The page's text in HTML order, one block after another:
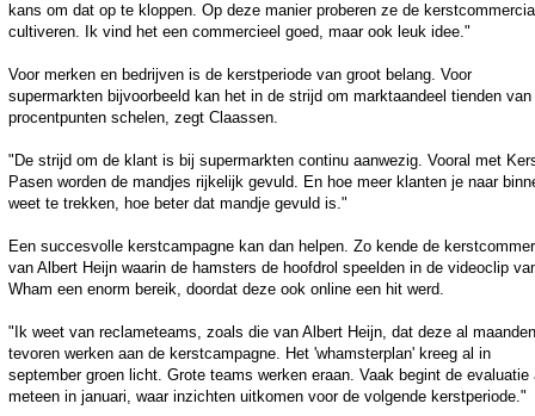
kans om dat op te kloppen. Op deze manier proberen ze de
cultiveren. Ik vind het een commercieel goed, maar ook leuk idee."
Voor merken en bedrijven is de kerstperiode van groot belang. Voor
supermarkten bijvoorbeeld kan het in de strijd om marktaandeel tienden van
procentpunten schelen, zegt Claassen.
"De strijd om de klant is bij supermarkten continu aanwezig. Vooral met
Pasen worden de mandjes rijkelijk gevuld. En hoe meer klanten je naar
weet te trekken, hoe beter dat mandje gevuld is."
Een succesvolle kerstcampagne kan dan helpen. Zo kende de
van Albert Heijn waarin de hamsters de hoofdrol speelden in de videoclip
Wham een enorm bereik, doordat deze ook online een hit werd.
"Ik weet van reclameteams, zoals die van Albert Heijn, dat deze al
tevoren werken aan de kerstcampagne. Het 'whamsterplan' kreeg al in
september groen licht. Grote teams werken eraan. Vaak begint de evaluatie
meteen in januari, waar inzichten uitkomen voor de volgende kerstperiode."